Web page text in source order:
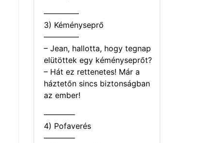
————–
3) Kéményseprő
————–
– Jean, hallotta, hogy tegnap
elütöttek egy kéményseprőt?
– Hát ez rettenetes! Már a
háztetőn sincs biztonságban
az ember!
————
4) Pofaverés
————